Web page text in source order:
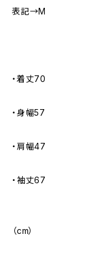
表記→M
・着丈70
・身幅57
・肩幅47
・袖丈67
（cm）